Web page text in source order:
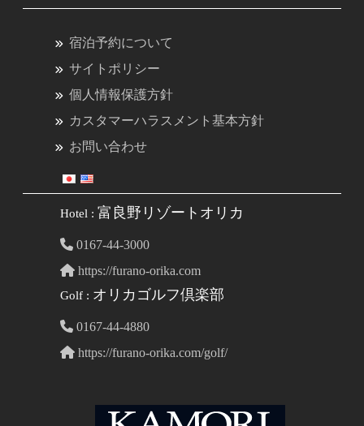
宿泊予約について
サイトポリシー
個人情報保護方針
カスタマーハラスメント基本方針
お問い合わせ
Hotel :富良野リゾートオリカ
0167-44-3000
https://furano-orika.com
Golf : オリカゴルフ倶楽部
0167-44-4880
https://furano-orika.com/golf/